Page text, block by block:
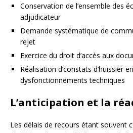
Conservation de l’ensemble des
adjudicateur
Demande systématique de
rejet
Exercice du droit d’accès aux
Réalisation d’constats d’huissier
dysfonctionnements techniques
L’anticipation et la
Les délais de recours étant souvent